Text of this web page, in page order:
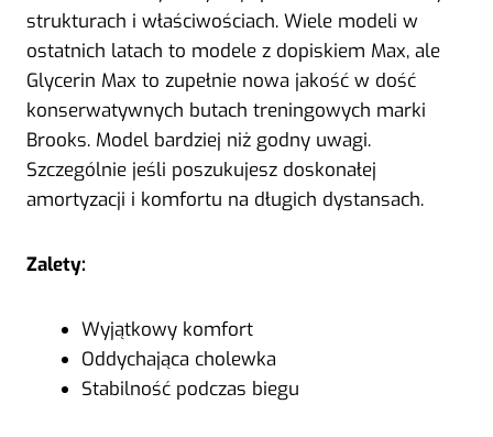
strukturach i właściwościach. Wiele modeli w
ostatnich latach to modele z dopiskiem Max, ale
Glycerin Max to zupełnie nowa jakość w dość
konserwatywnych butach treningowych marki
Brooks. Model bardziej niż godny uwagi.
Szczególnie jeśli poszukujesz doskonałej
amortyzacji i komfortu na długich dystansach.
Zalety:
Wyjątkowy komfort
Oddychająca cholewka
Stabilność podczas biegu